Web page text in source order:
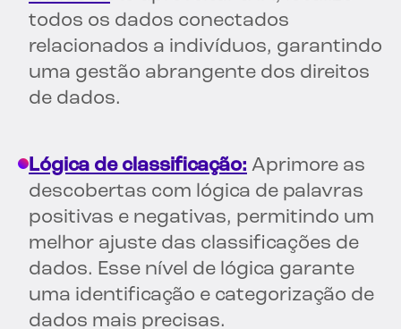
todos os dados conectados
relacionados a indivíduos, garantindo
uma gestão abrangente dos direitos
de dados.
Lógica de classificação: Aprimore as
descobertas com lógica de palavras
positivas e negativas, permitindo um
melhor ajuste das classificações de
dados. Esse nível de lógica garante
uma identificação e categorização de
dados mais precisas.